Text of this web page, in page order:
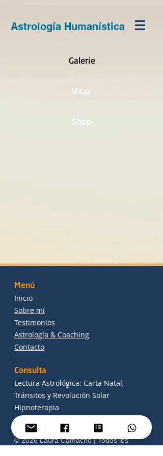
Astrología Humanística
Galerie
Vitae
Shop
Menú
Inicio
Sobre mí
Testimonios
Astrología & Coaching
Contacto
Consulta
Lectura Astrológica: Carta Natal,
Tránsitos y Revolución Solar
Hipnoterapia
Coaching Transpersonal
© 2026 Laura Camacho | Todos los